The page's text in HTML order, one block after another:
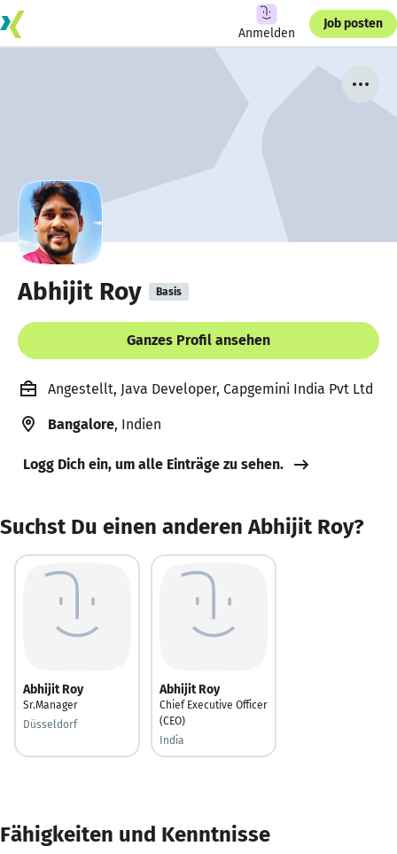
Anmelden
Job posten
Abhijit Roy Basis
Ganzes Profil ansehen
Angestellt, Java Developer, Capgemini India Pvt Ltd
Bangalore, Indien
Logg Dich ein, um alle Einträge zu sehen.
Suchst Du einen anderen Abhijit Roy?
Abhijit Roy
Sr.Manager
Düsseldorf
Abhijit Roy
Chief Executive Officer
(CEO)
India
Fähigkeiten und Kenntnisse